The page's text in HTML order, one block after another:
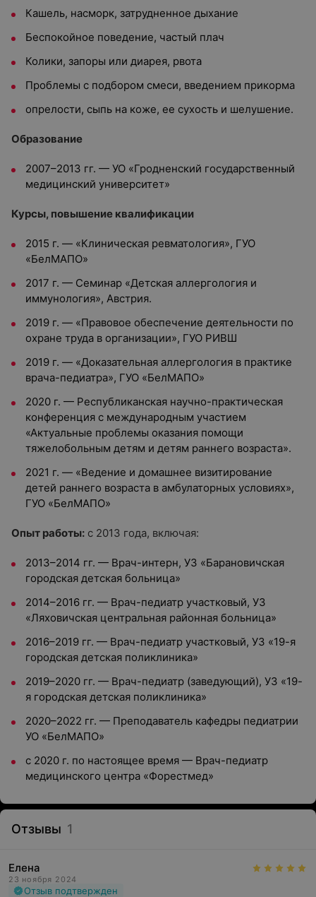
Кашель, насморк, затрудненное дыхание
Беспокойное поведение, частый плач
Колики, запоры или диарея, рвота
Проблемы с подбором смеси, введением прикорма
опрелости, сыпь на коже, ее сухость и шелушение.
Образование
2007–2013 гг. — УО «Гродненский государственный
медицинский университет»
Курсы, повышение квалификации
2015 г. — «Клиническая ревматология», ГУО
«БелМАПО»
2017 г. — Семинар «Детская аллергология и
иммунология», Австрия.
2019 г. — «Правовое обеспечение деятельности по
охране труда в организации», ГУО РИВШ
2019 г. — «Доказательная аллергология в практике
врача-педиатра», ГУО «БелМАПО»
2020 г. — Республиканская научно-практическая
конференция с международным участием
«Актуальные проблемы оказания помощи
тяжелобольным детям и детям раннего возраста».
2021 г. — «Ведение и домашнее визитирование
детей раннего возраста в амбулаторных условиях»,
ГУО «БелМАПО»
Опыт работы: с 2013 года, включая:
2013–2014 гг. — Врач-интерн, УЗ «Барановичская
городская детская больница»
2014–2016 гг. — Врач-педиатр участковый, УЗ
«Ляховичская центральная районная больница»
2016–2019 гг. — Врач-педиатр участковый, УЗ «19-я
городская детская поликлиника»
2019–2020 гг. — Врач-педиатр (заведующий), УЗ «19-
я городская детская поликлиника»
2020–2022 гг. — Преподаватель кафедры педиатрии
УО «БелМАПО»
с 2020 г. по настоящее время — Врач-педиатр
медицинского центра «Форестмед»
Отзывы 1
Елена
23 ноября 2024
Отзыв подтвержден